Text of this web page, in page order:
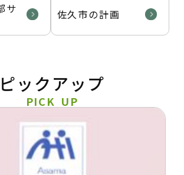
サ
佐久市の計画
ピックアップ
PICK UP